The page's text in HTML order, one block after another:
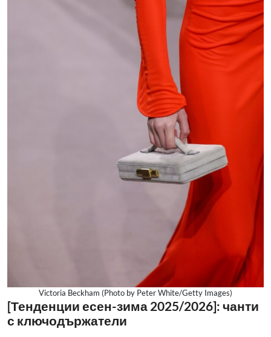
Victoria Beckham (Photo by Peter White/Getty Images)
[Тенденции есен-зима 2025/2026]: чанти
с ключодържатели